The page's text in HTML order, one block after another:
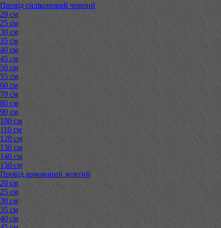
Провід силіконовий чорний
20 см
25 см
30 см
35 см
40 см
45 см
50 см
55 см
60 см
70 см
80 см
90 см
100 см
110 см
120 см
130 см
140 см
150 см
Провід армований жовтий
20 см
25 см
30 см
35 см
40 см